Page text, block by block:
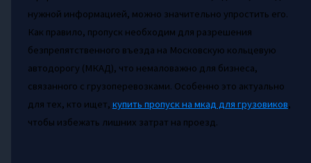
нужной информацией, можно значительно упростить его.
Как правило, пропуск необходим для разрешения
безпрепятственного въезда на Московскую кольцевую
автодорогу (МКАД), что немаловажно для бизнеса,
связанного с грузоперевозками. Особенно это актуально
для тех, кто ищет, купить пропуск на мкад для грузовиков,
чтобы избежать лишних затрат на проезд.